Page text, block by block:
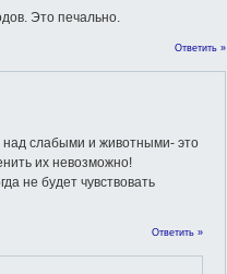
Это печально.
Ответить »
слабыми и животными- это
их невозможно!
не будет чувствовать
Ответить »